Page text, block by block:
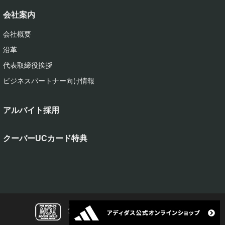
会社案内
会社概要
沿革
代表取締役挨拶
ビジネスパートナー向け情報
アルバイト採用
クーバーUCカード特典